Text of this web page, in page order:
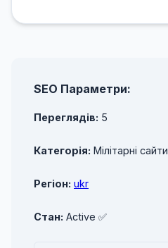
SEO Параметри:
Переглядів: 5
Категорія: Мілітарні сайти
Регіон: ukr
Стан: Active ✅